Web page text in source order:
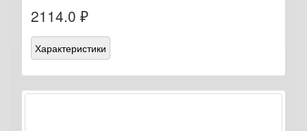
2114.0 ₽
Характеристики